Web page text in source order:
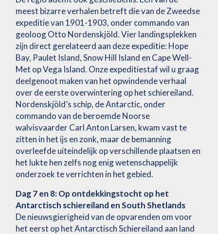
meest bizarre verhalen betreft die van de Zweedse
expeditie van 1901-1903, onder commando van
geoloog Otto Nordenskjöld. Vier landingsplekken
zijn direct gerelateerd aan deze expeditie: Hope
Bay, Paulet Island, Snow Hill Island en Cape Well-
Met op Vega Island. Onze expeditiestaf wil u graag
deelgenoot maken van het opwindende verhaal
over de eerste overwintering op het schiereiland.
Nordenskjöld’s schip, de Antarctic, onder
commando van de beroemde Noorse
walvisvaarder Carl Anton Larsen, kwam vast te
zitten in het ijs en zonk, maar de bemanning
overleefde uiteindelijk op verschillende plaatsen en
het lukte hen zelfs nog enig wetenschappelijk
onderzoek te verrichten in het gebied.
Dag 7 en 8: Op ontdekkingstocht op het
Antarctisch schiereiland en South Shetlands
De nieuwsgierigheid van de opvarenden om voor
het eerst op het Antarctisch Schiereiland aan land